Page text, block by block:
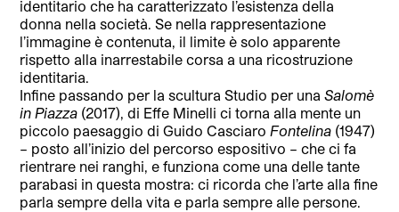
identitario che ha caratterizzato l’esistenza della
donna nella società. Se nella rappresentazione
l’immagine è contenuta, il limite è solo apparente
rispetto alla inarrestabile corsa a una ricostruzione
identitaria.
Infine passando per la scultura Studio per unaSalomè
in Piazza (2017), di Effe Minelli ci torna alla mente un
piccolo paesaggio di Guido CasciaroFontelina (1947)
– posto all’inizio del percorso espositivo – che ci fa
rientrare nei ranghi, e funziona come una delle tante
parabasi in questa mostra: ci ricorda che l’arte alla fine
parla sempre della vita e parla sempre alle persone.